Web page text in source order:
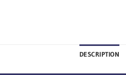
DESCRIPTION